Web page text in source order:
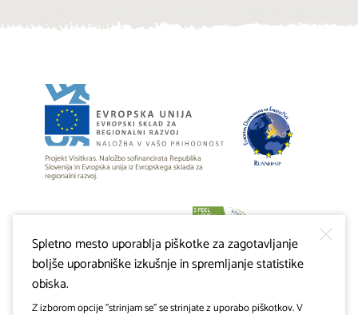
Projekt Visitkras. Naložbo sofinancirata Republika
Slovenija in Evropska unija iz Evropskega sklada za
regionalni razvoj.
Spletno mesto uporablja piškotke za zagotavljanje
boljše uporabniške izkušnje in spremljanje statistike
obiska.
Z izborom opcije "strinjam se" se strinjate z uporabo piškotkov. V